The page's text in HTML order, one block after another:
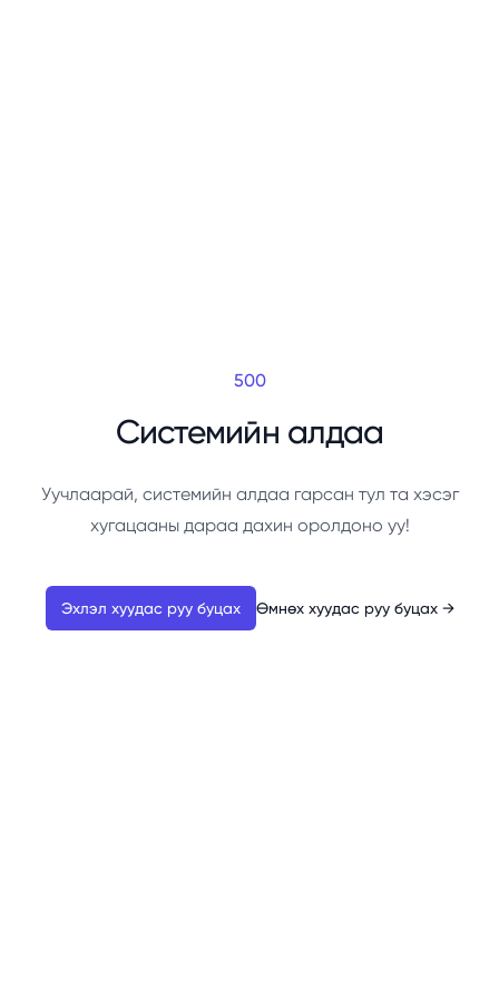
500
Системийн алдаа
Уучлаарай, системийн алдаа гарсан тул та хэсэг
хугацааны дараа дахин оролдоно уу!
Эхлэл хуудас руу буцах Өмнөх хуудас руу буцах →